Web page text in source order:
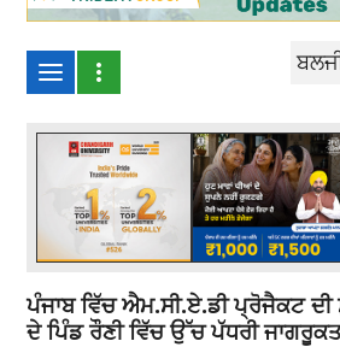
ਪੰਜਾਬ ਵਿੱਚ ਐਮ.ਸੀ.ਏ.ਡੀ ਪ੍ਰੋਜੈਕਟ
ਦੇ ਪਿੰਡ ਰੌਣੀ ਵਿੱਚ ਉੱਚ ਪੱਧਰੀ